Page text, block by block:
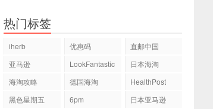
热门标签
iherb 优惠码
直邮中国
亚马逊
LookFantastic
日本海淘
海淘攻略
德国海淘
HealthPost
黑色星期五
6pm
日本亚马逊